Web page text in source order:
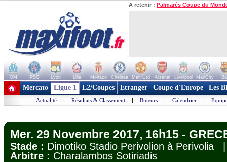
A retenir : Palmarès Coupe du
OM PSG Lyon Lille Monaco Chelsea Man Utd Arsenal Liverpool ManCity
+ de clubs
Mercato Ligue 1 L2/Coupes Etranger Coupe d'Europe Les
Actualité | Résultats & Classement | Buteurs | Calendrier |
Mer. 29 Novembre 2017, 16h15 -
Stade : Dimotiko Stadio Perivolion à
Arbitre : Charalambos Sotiriadis